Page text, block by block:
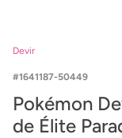
Devir
1641187-50449
Pokémon Devir Caja de
de Élite